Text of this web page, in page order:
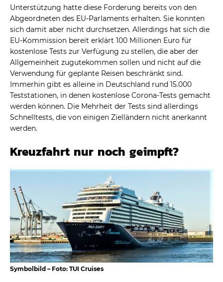
Unterstützung hatte diese Forderung bereits von den
Abgeordneten des EU-Parlaments erhalten. Sie konnten
sich damit aber nicht durchsetzen. Allerdings hat sich die
EU-Kommission bereit erklärt 100 Millionen Euro für
kostenlose Tests zur Verfügung zu stellen, die aber der
Allgemeinheit zugutekommen sollen und nicht auf die
Verwendung für geplante Reisen beschränkt sind.
Immerhin gibt es alleine in Deutschland rund 15.000
Teststationen, in denen kostenlose Corona-Tests gemacht
werden können. Die Mehrheit der Tests sind allerdings
Schnelltests, die von einigen Zielländern nicht anerkannt
werden.
Kreuzfahrt nur noch geimpft?
Symbolbild – Foto: TUI Cruises